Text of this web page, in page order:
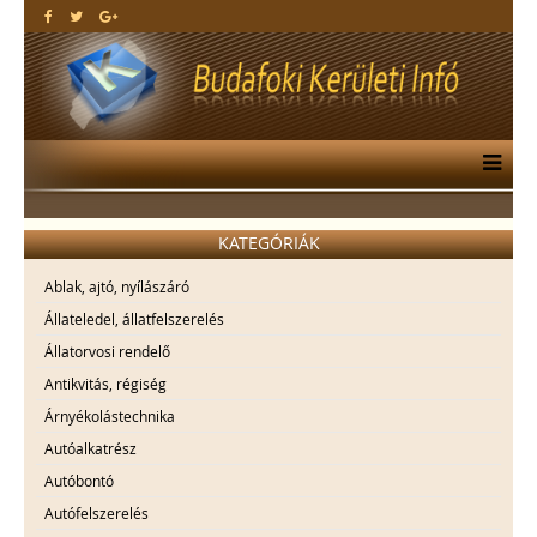
KATEGÓRIÁK
Ablak, ajtó, nyílászáró
Állateledel, állatfelszerelés
Állatorvosi rendelő
Antikvitás, régiség
Árnyékolástechnika
Autóalkatrész
Autóbontó
Autófelszerelés